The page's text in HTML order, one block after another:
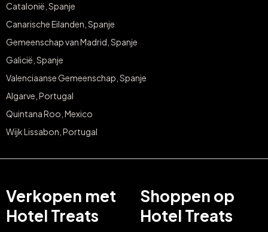
Catalonië, Spanje
Canarische Eilanden, Spanje
Gemeenschap van Madrid, Spanje
Galicië, Spanje
Valenciaanse Gemeenschap, Spanje
Algarve, Portugal
Quintana Roo, Mexico
Wijk Lissabon, Portugal
Verkopen met
Hotel Treats
Shoppen op
Hotel Treats